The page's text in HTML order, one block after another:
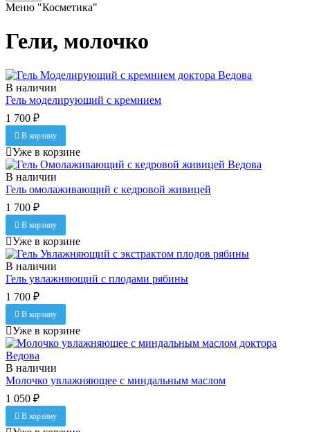
Меню "Косметика"
Гели, молочко
В наличии
Гель моделирующий с кремнием
1 700 ₽
В корзину
Уже в корзине
В наличии
Гель омолаживающий с кедровой живицей
1 700 ₽
В корзину
Уже в корзине
В наличии
Гель увлажняющий с плодами рябины
1 700 ₽
В корзину
Уже в корзине
В наличии
Молочко увлажняющее с миндальным маслом
1 050 ₽
В корзину